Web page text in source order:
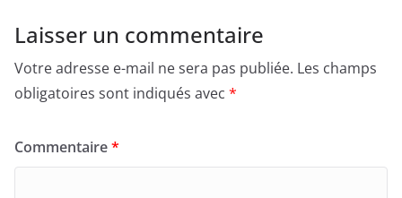
Laisser un commentaire
Votre adresse e-mail ne sera pas publiée. Les champs
obligatoires sont indiqués avec *
Commentaire*